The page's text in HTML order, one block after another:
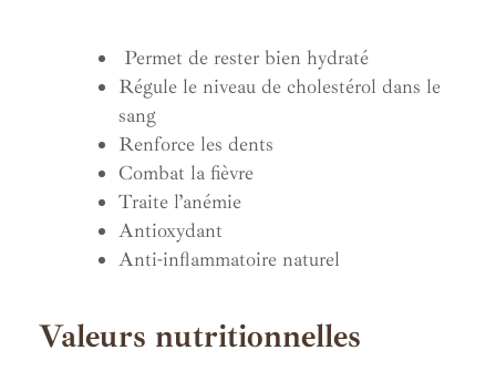
Permet de rester bien hydraté
Régule le niveau de cholestérol dans le
sang
Renforce les dents
Combat la fièvre
Traite l’anémie
Antioxydant
Anti-inflammatoire naturel
Valeurs nutritionnelles